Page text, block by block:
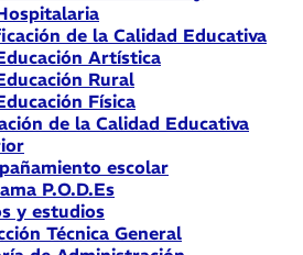
de la Calidad Educativa
Artística
Rural
Física
de la Calidad Educativa
escolar
P.O.D.Es
y estudios
Técnica General